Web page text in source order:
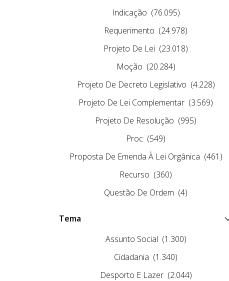
Indicação (76.095)
Requerimento (24.978)
Projeto De Lei (23.018)
Moção (20.284)
Projeto De Decreto Legislativo (4.228)
Projeto De Lei Complementar (3.569)
Projeto De Resolução (995)
Proc (549)
Proposta De Emenda À Lei Orgânica (461)
Recurso (360)
Questão De Ordem (4)
Tema
Assunto Social (1.300)
Cidadania (1.340)
Desporto E Lazer (2.044)